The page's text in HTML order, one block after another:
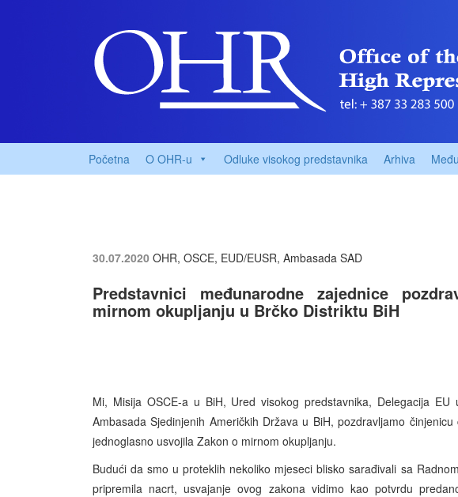
Početna O OHR-u Odluke visokog predstavnika Arhiva
30.07.2020 OHR, OSCE, EUD/EUSR, Ambasada SAD
Predstavnici međunarodne zajednice
mirnom okupljanju u Brčko Distriktu BiH
Mi, Misija OSCE-a u BiH, Ured visokog predstavnika, Delegacija
Ambasada Sjedinjenih Američkih Država u BiH, pozdravljamo
jednoglasno usvojila Zakon o mirnom okupljanju.
Budući da smo u proteklih nekoliko mjeseci blisko sarađivali sa
pripremila nacrt, usvajanje ovog zakona vidimo kao potvrdu